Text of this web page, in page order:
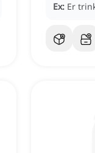
Ex: Er